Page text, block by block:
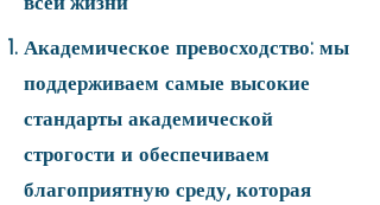
Академическое превосходство: мы
поддерживаем самые высокие
стандарты академической
строгости и обеспечиваем
благоприятную среду, которая